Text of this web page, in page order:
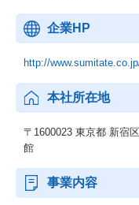
企業HP
http://
本社所在地
〒1600023 東京都 新宿
館
事業内容